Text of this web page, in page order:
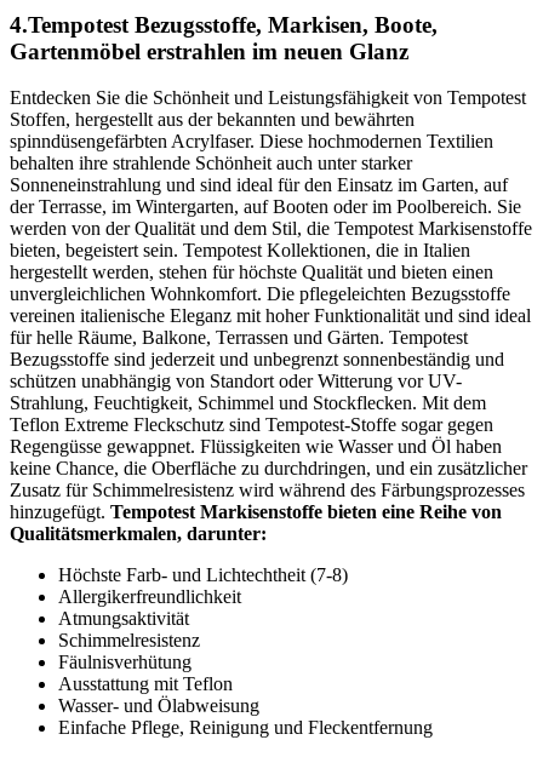
4.Tempotest Bezugsstoffe, Markisen, Boote,
Gartenmöbel erstrahlen im neuen Glanz
Entdecken Sie die Schönheit und Leistungsfähigkeit von Tempotest
Stoffen, hergestellt aus der bekannten und bewährten
spinndüsengefärbten Acrylfaser. Diese hochmodernen Textilien
behalten ihre strahlende Schönheit auch unter starker
Sonneneinstrahlung und sind ideal für den Einsatz im Garten, auf
der Terrasse, im Wintergarten, auf Booten oder im Poolbereich. Sie
werden von der Qualität und dem Stil, die Tempotest Markisenstoffe
bieten, begeistert sein. Tempotest Kollektionen, die in Italien
hergestellt werden, stehen für höchste Qualität und bieten einen
unvergleichlichen Wohnkomfort. Die pflegeleichten Bezugsstoffe
vereinen italienische Eleganz mit hoher Funktionalität und sind ideal
für helle Räume, Balkone, Terrassen und Gärten. Tempotest
Bezugsstoffe sind jederzeit und unbegrenzt sonnenbeständig und
schützen unabhängig von Standort oder Witterung vor UV-
Strahlung, Feuchtigkeit, Schimmel und Stockflecken. Mit dem
Teflon Extreme Fleckschutz sind Tempotest-Stoffe sogar gegen
Regengüsse gewappnet. Flüssigkeiten wie Wasser und Öl haben
keine Chance, die Oberfläche zu durchdringen, und ein zusätzlicher
Zusatz für Schimmelresistenz wird während des Färbungsprozesses
hinzugefügt. Tempotest Markisenstoffe bieten eine Reihe von
Qualitätsmerkmalen, darunter:
Höchste Farb- und Lichtechtheit (7-8)
Allergikerfreundlichkeit
Atmungsaktivität
Schimmelresistenz
Fäulnisverhütung
Ausstattung mit Teflon
Wasser- und Ölabweisung
Einfache Pflege, Reinigung und Fleckentfernung